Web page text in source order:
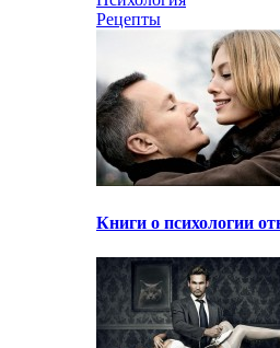
Рецепты
Книги о психологии